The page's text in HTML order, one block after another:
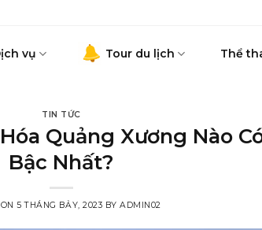
vụ Tour du lịch Thể
TIN TỨC
Quảng Xương Nào
Bậc Nhất?
ON5 THÁNG BẢY, 2023 BYADMIN02